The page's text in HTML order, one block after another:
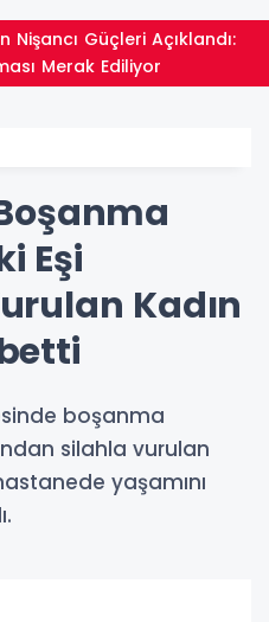
Merak Ediliyor
Eşi
Kadın
boşanma
silahla vurulan
yaşamını